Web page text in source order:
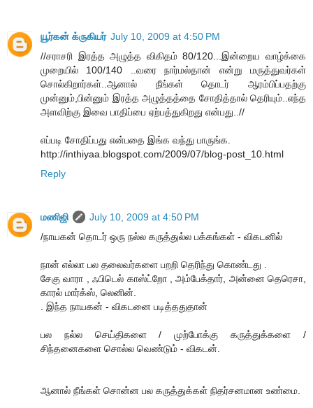
யூர்கன் க்ருகியர் July 10, 2009 at 4:50 PM
//சராசரி இரத்த அழுத்த விகிதம் 80/120...இன்றைய வாழ்க்கை
முறையில் 100/140 ..வரை நார்மல்தான் என்று மருத்துவர்கள்
சொல்கிறார்கள்..ஆனால் நீங்கள் தொடர் ஆரம்பிப்பதற்கு
முன்னும்,பின்னும் இரத்த அழுத்தத்தை சோதித்தால் தெரியும்..எந்த
அளவிற்கு இவை பாதிப்பை ஏற்பத்துகிறது என்பது..//
எப்படி சோதிப்பது என்பதை இங்க வந்து பாருங்க.
http://inthiyaa.blogspot.com/2009/07/blog-post_10.html
Reply
மணிஜி
July 10, 2009 at 4:50 PM
/நாயகன் தொடர் ஒரு நல்ல கருத்துல்ல பக்கங்கள் - விகடனில்
நான் எல்லா பல தலைவர்களை பறறி தெரிந்து கொண்டது .
சேகு வாரா , ஃபிடெல் காஸ்ட்றோ , அம்பேக்தார், அன்னை தெரெசா,
காரல் மார்க்ஸ், லெனின்.
. இந்த நாயகன் - விகடனை படித்ததுதான்
பல நல்ல செய்திகளை / முற்போக்கு கருத்துக்களை /
சிந்தனைகளை சொல்ல வெண்டும் - விகடன்.
ஆனால் நீங்கள் சொன்ன பல கருத்துக்கள் நிதர்சனமான உண்மை.